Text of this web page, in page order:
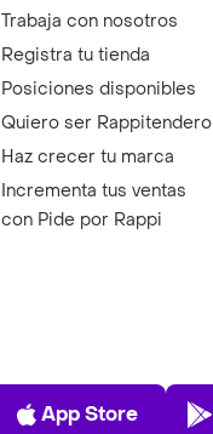
Trabaja con nosotros
Registra tu tienda
Posiciones disponibles
Quiero ser Rappitendero
Haz crecer tu marca
Incrementa tus ventas
con Pide por Rappi
App Store
App Store